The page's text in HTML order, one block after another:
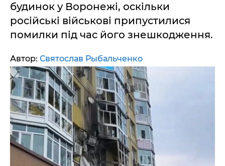
будинок у Воронежі, оскільки
російські військові припустилися
помилки під час його знешкодження.
Автор: Святослав Рыбальченко